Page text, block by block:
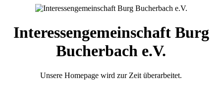
Interessengemeinschaft Burg
Bucherbach e.V.
Unsere Homepage wird zur Zeit überarbeitet.